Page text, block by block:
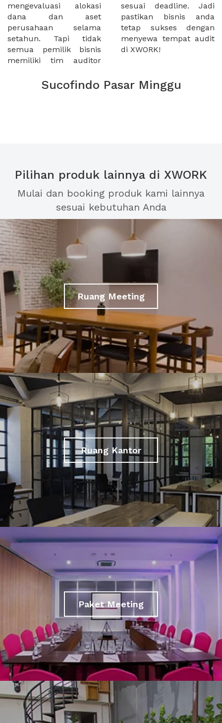
mengevaluasi alokasi
dana dan aset
perusahaan selama
setahun. Tapi tidak
semua pemilik bisnis
memiliki tim auditor
sesuai deadline. Jadi
pastikan bisnis anda
tetap sukses dengan
menyewa tempat audit
di XWORK!
Sucofindo Pasar Minggu
Pilihan produk lainnya di XWORK
Mulai dan booking produk kami lainnya
sesuai kebutuhan Anda
Ruang Meeting
Ruang Kantor
Paket Meeting